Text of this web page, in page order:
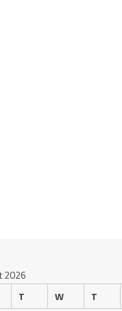
2026
T W T